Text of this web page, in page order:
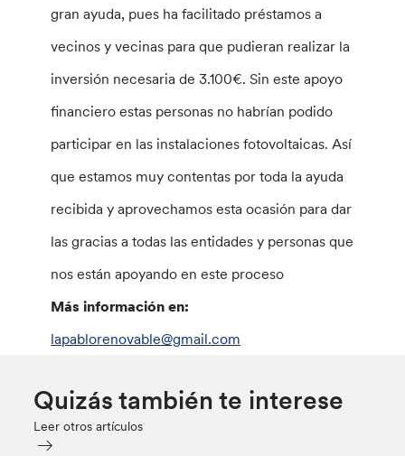
gran ayuda, pues ha facilitado préstamos a
vecinos y vecinas para que pudieran realizar la
inversión necesaria de 3.100€. Sin este apoyo
financiero estas personas no habrían podido
participar en las instalaciones fotovoltaicas. Así
que estamos muy contentas por toda la ayuda
recibida y aprovechamos esta ocasión para dar
las gracias a todas las entidades y personas que
nos están apoyando en este proceso
Más información en:
lapablorenovable@gmail.com
Quizás también te interese
Leer otros artículos